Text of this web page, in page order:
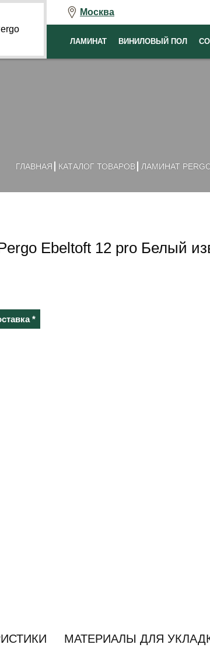
Москва
ЛАМИНАТ ВИНИЛОВЫЙ ПОЛ
ГЛАВНАЯ КАТАЛОГ ТОВАРОВ ЛАМИНАТ
Ebeltoft 12 pro Белый
*
МАТЕРИАЛЫ ДЛЯ